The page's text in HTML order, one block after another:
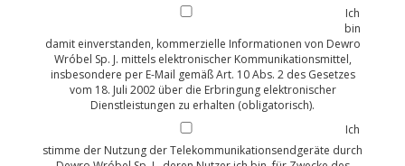
Ich
bin
damit einverstanden, kommerzielle Informationen von Dewro
Wróbel Sp. J. mittels elektronischer Kommunikationsmittel,
insbesondere per E-Mail gemäß Art. 10 Abs. 2 des Gesetzes
vom 18. Juli 2002 über die Erbringung elektronischer
Dienstleistungen zu erhalten (obligatorisch).
Ich
stimme der Nutzung der Telekommunikationsendgeräte durch